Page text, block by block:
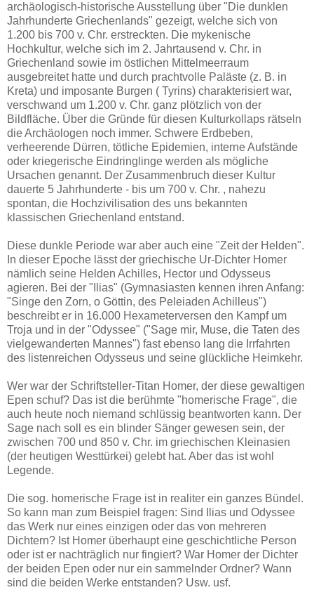
archäologisch-historische Ausstellung über "Die dunklen
Jahrhunderte Griechenlands" gezeigt, welche sich von
1.200 bis 700 v. Chr. erstreckten. Die mykenische
Hochkultur, welche sich im 2. Jahrtausend v. Chr. in
Griechenland sowie im östlichen Mittelmeerraum
ausgebreitet hatte und durch prachtvolle Paläste (z. B. in
Kreta) und imposante Burgen ( Tyrins) charakterisiert war,
verschwand um 1.200 v. Chr. ganz plötzlich von der
Bildfläche. Über die Gründe für diesen Kulturkollaps rätseln
die Archäologen noch immer. Schwere Erdbeben,
verheerende Dürren, tötliche Epidemien, interne Aufstände
oder kriegerische Eindringlinge werden als mögliche
Ursachen genannt. Der Zusammenbruch dieser Kultur
dauerte 5 Jahrhunderte - bis um 700 v. Chr. , nahezu
spontan, die Hochzivilisation des uns bekannten
klassischen Griechenland entstand.
Diese dunkle Periode war aber auch eine "Zeit der Helden".
In dieser Epoche lässt der griechische Ur-Dichter Homer
nämlich seine Helden Achilles, Hector und Odysseus
agieren. Bei der "Ilias" (Gymnasiasten kennen ihren Anfang:
"Singe den Zorn, o Göttin, des Peleiaden Achilleus")
beschreibt er in 16.000 Hexameterversen den Kampf um
Troja und in der "Odyssee" ("Sage mir, Muse, die Taten des
vielgewanderten Mannes") fast ebenso lang die Irrfahrten
des listenreichen Odysseus und seine glückliche Heimkehr.
Wer war der Schriftsteller-Titan Homer, der diese gewaltigen
Epen schuf? Das ist die berühmte "homerische Frage", die
auch heute noch niemand schlüssig beantworten kann. Der
Sage nach soll es ein blinder Sänger gewesen sein, der
zwischen 700 und 850 v. Chr. im griechischen Kleinasien
(der heutigen Westtürkei) gelebt hat. Aber das ist wohl
Legende.
Die sog. homerische Frage ist in realiter ein ganzes Bündel.
So kann man zum Beispiel fragen: Sind Ilias und Odyssee
das Werk nur eines einzigen oder das von mehreren
Dichtern? Ist Homer überhaupt eine geschichtliche Person
oder ist er nachträglich nur fingiert? War Homer der Dichter
der beiden Epen oder nur ein sammelnder Ordner? Wann
sind die beiden Werke entstanden? Usw. usf.